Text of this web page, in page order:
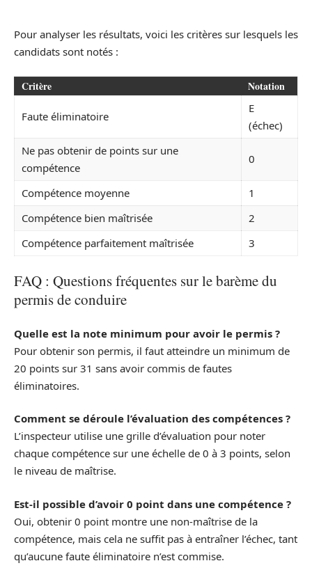
Pour analyser les résultats, voici les critères sur lesquels les
candidats sont notés :
Critère Notation
Faute éliminatoire
E
(échec)
Ne pas obtenir de points sur une
compétence
0
Compétence moyenne
1
Compétence bien maîtrisée
2
Compétence parfaitement maîtrisée
3
FAQ : Questions fréquentes sur le barème du
permis de conduire
Quelle est la note minimum pour avoir le permis ?
Pour obtenir son permis, il faut atteindre un minimum de
20 points sur 31 sans avoir commis de fautes
éliminatoires.
Comment se déroule l’évaluation des compétences ?
L’inspecteur utilise une grille d’évaluation pour noter
chaque compétence sur une échelle de 0 à 3 points, selon
le niveau de maîtrise.
Est-il possible d’avoir 0 point dans une compétence ?
Oui, obtenir 0 point montre une non-maîtrise de la
compétence, mais cela ne suffit pas à entraîner l’échec, tant
qu’aucune faute éliminatoire n’est commise.